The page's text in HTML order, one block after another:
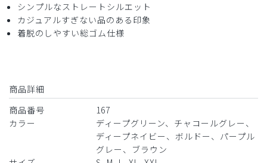
シンプルなストレートシルエット
カジュアルすぎない品のある印象
着脱のしやすい総ゴム仕様
商品詳細
商品番号
167
カラー
ディープグリーン、チャコールグレー、
ディープネイビー、ボルドー、パープル
グレー、ブラウン